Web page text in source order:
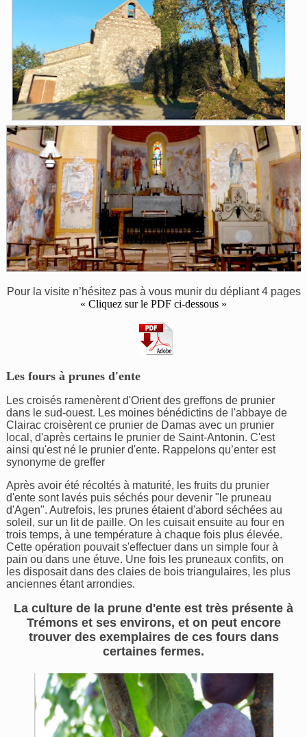
Pour la visite n’hésitez pas à vous munir du dépliant 4 pages
« Cliquez sur le PDF ci-dessous »
Les fours à prunes d'ente
Les croisés ramenèrent d'Orient des greffons de prunier
dans le sud-ouest. Les moines bénédictins de l'abbaye de
Clairac croisèrent ce prunier de Damas avec un prunier
local, d'après certains le prunier de Saint-Antonin. C'est
ainsi qu'est né le prunier d'ente. Rappelons qu’enter est
synonyme de greffer
Après avoir été récoltés à maturité, les fruits du prunier
d'ente sont lavés puis séchés pour devenir "le pruneau
d'Agen". Autrefois, les prunes étaient d'abord séchées au
soleil, sur un lit de paille. On les cuisait ensuite au four en
trois temps, à une température à chaque fois plus élevée.
Cette opération pouvait s'effectuer dans un simple four à
pain ou dans une étuve. Une fois les pruneaux confits, on
les disposait dans des claies de bois triangulaires, les plus
anciennes étant arrondies.
La culture de la prune d'ente est très présente à
Trémons et ses environs, et on peut encore
trouver des exemplaires de ces fours dans
certaines fermes.